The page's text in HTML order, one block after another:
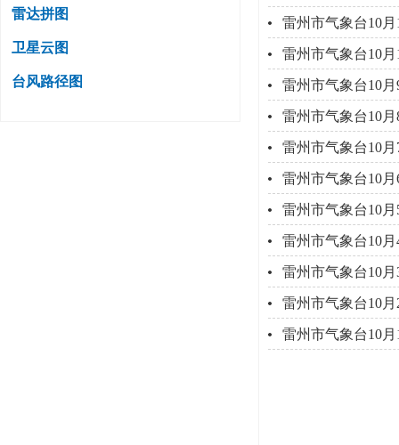
雷州市气象台10
雷州市气象台10
雷州市气象台10
雷州市气象台10
雷州市气象台10
雷州市气象台10
雷州市气象台10
雷州市气象台10
雷州市气象台10
雷州市气象台10
雷州市气象台10
雷达拼图
卫星云图
台风路径图